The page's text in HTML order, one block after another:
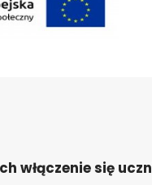
włączenie się